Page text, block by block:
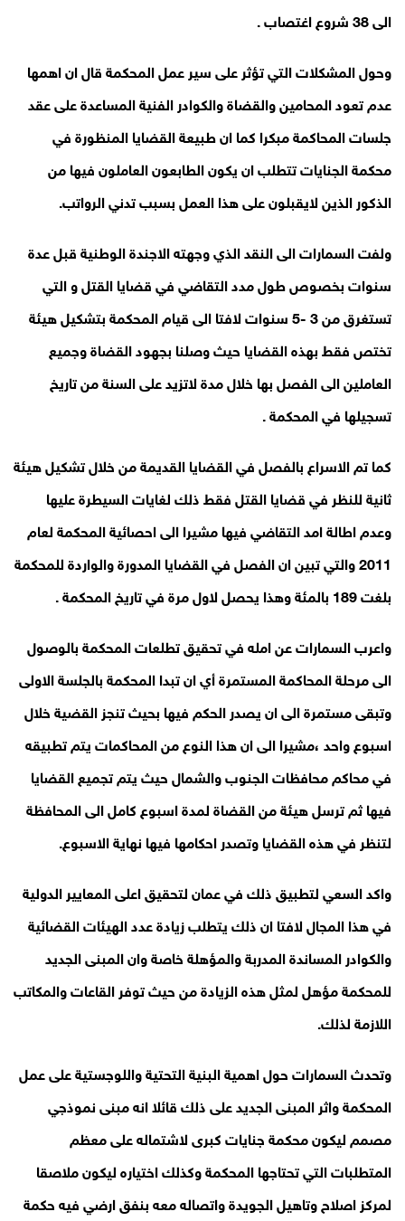
الى 38 شروع اغتصاب .
وحول المشكلات التي تؤثر على سير عمل المحكمة قال ان اهمها
عدم تعود المحامين والقضاة والكوادر الفنية المساعدة على عقد
جلسات المحاكمة مبكرا كما ان طبيعة القضايا المنظورة في
محكمة الجنايات تتطلب ان يكون الطابعون العاملون فيها من
الذكور الذين لايقبلون على هذا العمل بسبب تدني الرواتب.
ولفت السمارات الى النقد الذي وجهته الاجندة الوطنية قبل عدة
سنوات بخصوص طول مدد التقاضي في قضايا القتل و التي
تستغرق من 3 -5 سنوات لافتا الى قيام المحكمة بتشكيل هيئة
تختص فقط بهذه القضايا حيث وصلنا بجهود القضاة وجميع
العاملين الى الفصل بها خلال مدة لاتزيد على السنة من تاريخ
تسجيلها في المحكمة .
كما تم الاسراع بالفصل في القضايا القديمة من خلال تشكيل هيئة
ثانية للنظر في قضايا القتل فقط ذلك لغايات السيطرة عليها
وعدم اطالة امد التقاضي فيها مشيرا الى احصائية المحكمة لعام
2011 والتي تبين ان الفصل في القضايا المدورة والواردة للمحكمة
بلغت 189 بالمئة وهذا يحصل لاول مرة في تاريخ المحكمة .
واعرب السمارات عن امله في تحقيق تطلعات المحكمة بالوصول
الى مرحلة المحاكمة المستمرة أي ان تبدا المحكمة بالجلسة الاولى
وتبقى مستمرة الى ان يصدر الحكم فيها بحيث تنجز القضية خلال
اسبوع واحد ،مشيرا الى ان هذا النوع من المحاكمات يتم تطبيقه
في محاكم محافظات الجنوب والشمال حيث يتم تجميع القضايا
فيها ثم ترسل هيئة من القضاة لمدة اسبوع كامل الى المحافظة
لتنظر في هذه القضايا وتصدر احكامها فيها نهاية الاسبوع.
واكد السعي لتطبيق ذلك في عمان لتحقيق اعلى المعايير الدولية
في هذا المجال لافتا ان ذلك يتطلب زيادة عدد الهيئات القضائية
والكوادر المساندة المدربة والمؤهلة خاصة وان المبنى الجديد
للمحكمة مؤهل لمثل هذه الزيادة من حيث توفر القاعات والمكاتب
اللازمة لذلك.
وتحدث السمارات حول اهمية البنية التحتية واللوجستية على عمل
المحكمة واثر المبنى الجديد على ذلك قائلا انه مبنى نموذجي
مصمم ليكون محكمة جنايات كبرى لاشتماله على معظم
المتطلبات التي تحتاجها المحكمة وكذلك اختياره ليكون ملاصقا
لمركز اصلاح وتاهيل الجويدة واتصاله معه بنفق ارضي فيه حكمة